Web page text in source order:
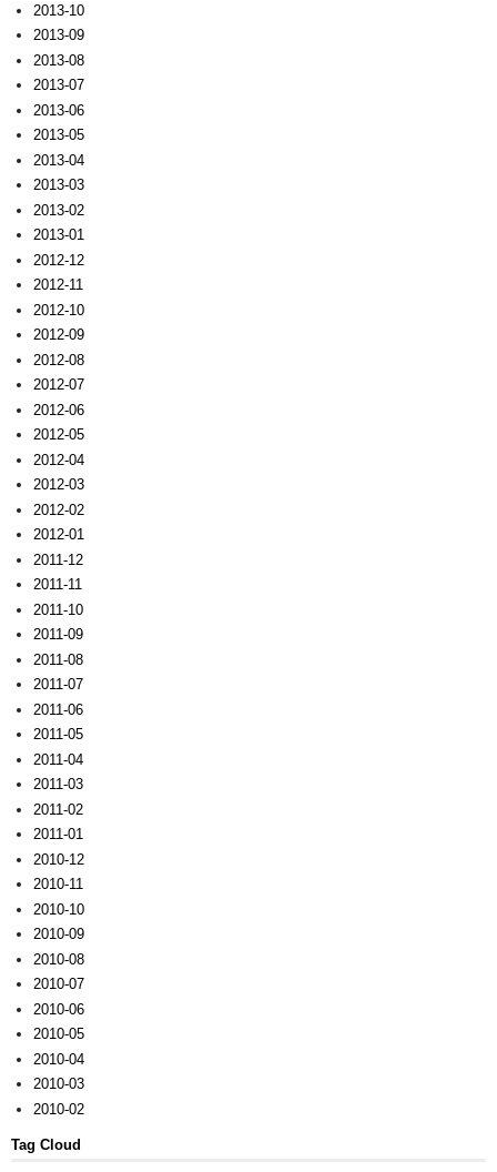
2013-10
2013-09
2013-08
2013-07
2013-06
2013-05
2013-04
2013-03
2013-02
2013-01
2012-12
2012-11
2012-10
2012-09
2012-08
2012-07
2012-06
2012-05
2012-04
2012-03
2012-02
2012-01
2011-12
2011-11
2011-10
2011-09
2011-08
2011-07
2011-06
2011-05
2011-04
2011-03
2011-02
2011-01
2010-12
2010-11
2010-10
2010-09
2010-08
2010-07
2010-06
2010-05
2010-04
2010-03
2010-02
Tag Cloud